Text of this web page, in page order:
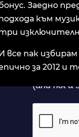
Заедно
към
все пак
за 2012 и